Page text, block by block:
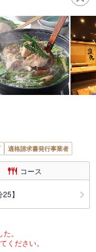
適格請求書発行事業者
コース
】
。
ください。